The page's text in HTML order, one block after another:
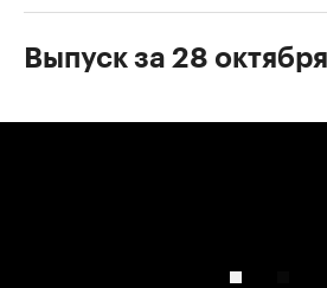
Выпуск за 28